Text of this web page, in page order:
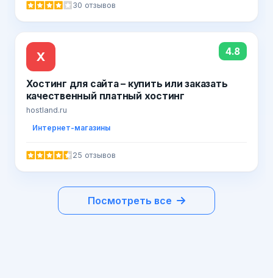
30 отзывов
Х 4.8
Хостинг для сайта – купить или заказать
качественный платный хостинг
hostland.ru
Интернет-магазины
25 отзывов
Посмотреть все